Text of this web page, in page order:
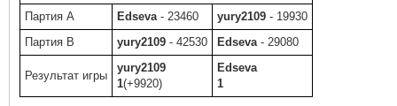
Партия A
Edseva - 23460 yury2109 - 19930
Партия B
yury2109 - 42530 Edseva - 29080
Результат игры
yury2109
1(+9920)
Edseva
1